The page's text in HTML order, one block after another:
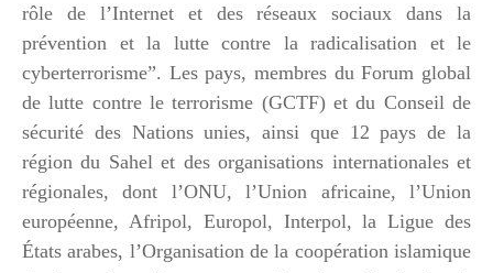
rôle de l’Internet et des réseaux sociaux dans la
prévention et la lutte contre la radicalisation et le
cyberterrorisme”. Les pays, membres du Forum global
de lutte contre le terrorisme (GCTF) et du Conseil de
sécurité des Nations unies, ainsi que 12 pays de la
région du Sahel et des organisations internationales et
régionales, dont l’ONU, l’Union africaine, l’Union
européenne, Afripol, Europol, Interpol, la Ligue des
États arabes, l’Organisation de la coopération islamique